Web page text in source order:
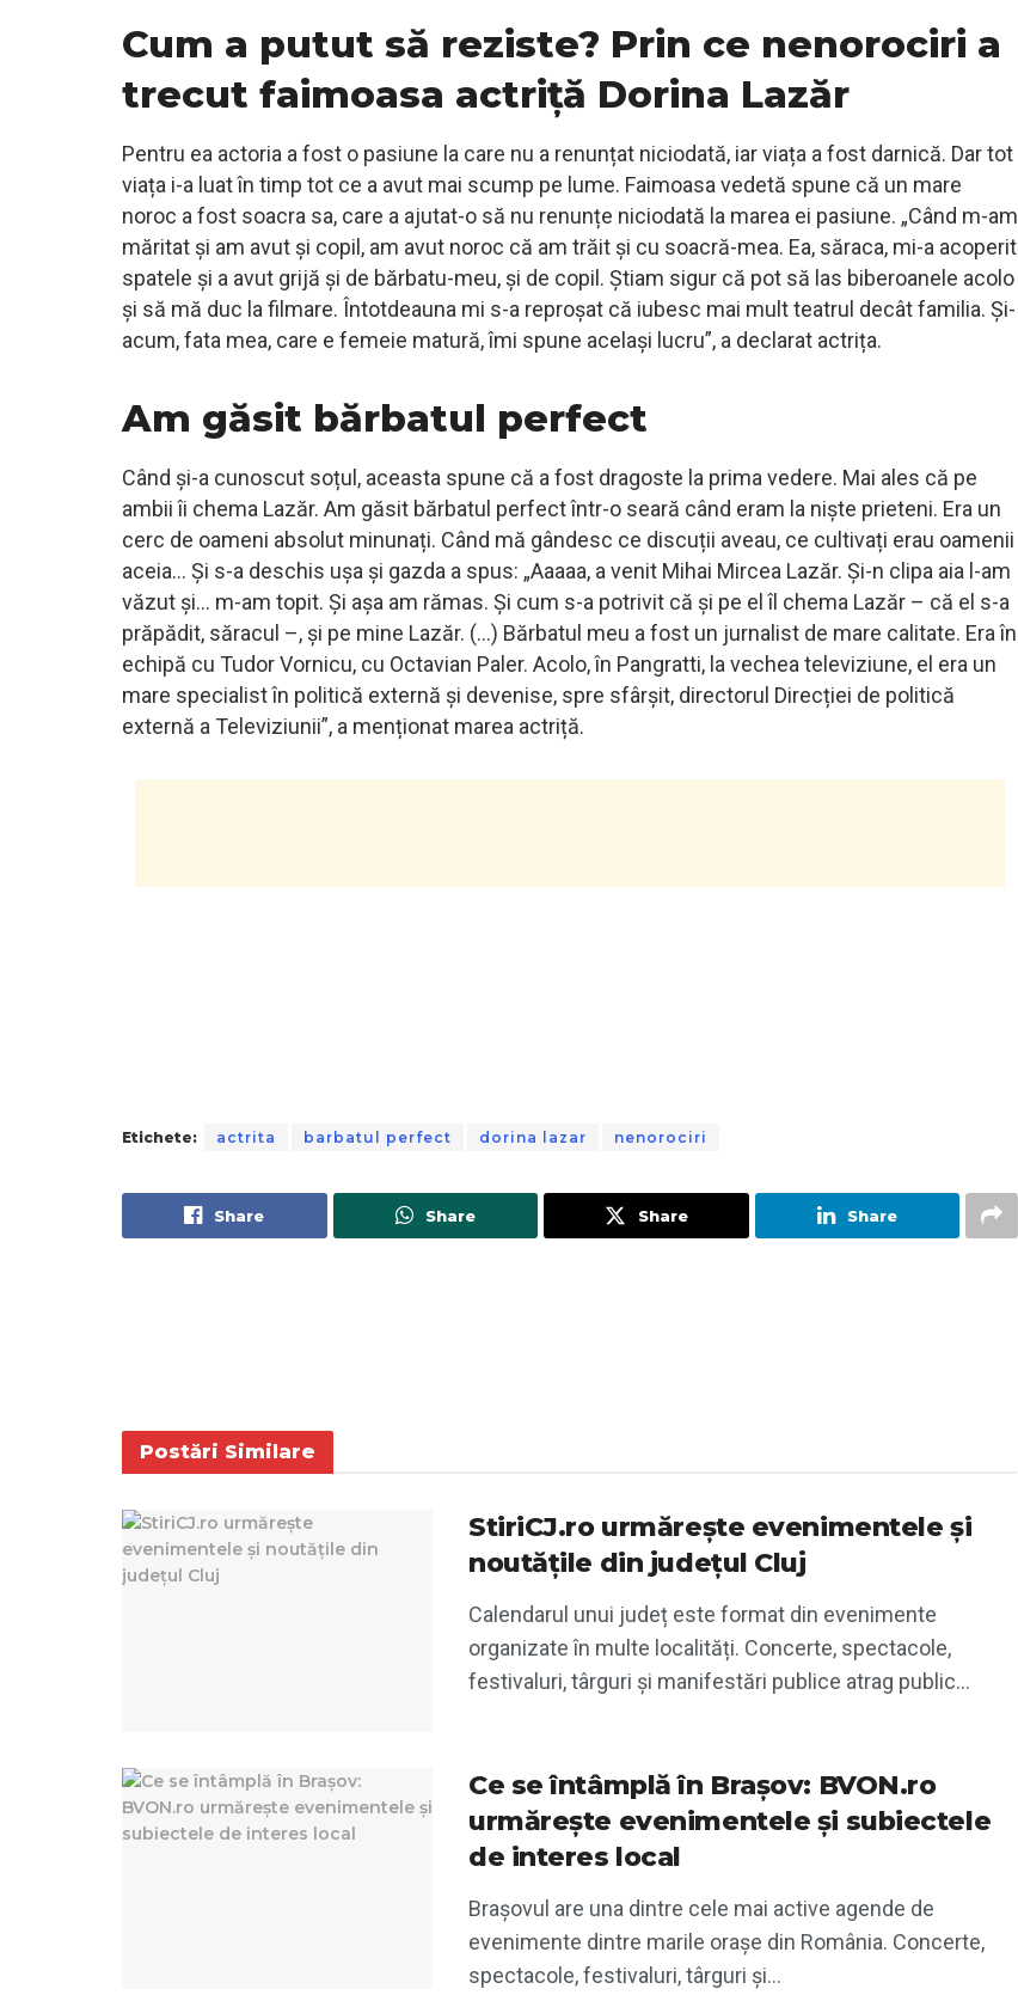
Cum a putut să reziste? Prin ce nenorociri a
trecut faimoasa actriță Dorina Lazăr
Pentru ea actoria a fost o pasiune la care nu a renunțat niciodată, iar viața a fost darnică. Dar tot
viața i-a luat în timp tot ce a avut mai scump pe lume. Faimoasa vedetă spune că un mare
noroc a fost soacra sa, care a ajutat-o să nu renunțe niciodată la marea ei pasiune. „Când m-am
măritat și am avut și copil, am avut noroc că am trăit și cu soacră-mea. Ea, săraca, mi-a acoperit
spatele și a avut grijă și de bărbatu-meu, și de copil. Știam sigur că pot să las biberoanele acolo
și să mă duc la filmare. Întotdeauna mi s-a reproșat că iubesc mai mult teatrul decât familia. Și-
acum, fata mea, care e femeie matură, îmi spune același lucru”, a declarat actrița.
Am găsit bărbatul perfect
Când și-a cunoscut soțul, aceasta spune că a fost dragoste la prima vedere. Mai ales că pe
ambii îi chema Lazăr. Am găsit bărbatul perfect într-o seară când eram la niște prieteni. Era un
cerc de oameni absolut minunați. Când mă gândesc ce discuții aveau, ce cultivați erau oamenii
aceia… Și s-a deschis ușa și gazda a spus: „Aaaaa, a venit Mihai Mircea Lazăr. Și-n clipa aia l-am
văzut și… m-am topit. Și așa am rămas. Și cum s-a potrivit că și pe el îl chema Lazăr – că el s-a
prăpădit, săracul –, și pe mine Lazăr. (…) Bărbatul meu a fost un jurnalist de mare calitate. Era în
echipă cu Tudor Vornicu, cu Octavian Paler. Acolo, în Pangratti, la vechea televiziune, el era un
mare specialist în politică externă și devenise, spre sfârșit, directorul Direcției de politică
externă a Televiziunii”, a menționat marea actriță.
Etichete: actrita barbatul perfect dorina lazar nenorociri
Share Share Share Share
Postări Similare
StiriCJ.ro urmărește evenimentele și
noutățile din județul Cluj
Calendarul unui județ este format din evenimente
organizate în multe localități. Concerte, spectacole,
festivaluri, târguri și manifestări publice atrag public...
Ce se întâmplă în Brașov: BVON.ro
urmărește evenimentele și subiectele
de interes local
Brașovul are una dintre cele mai active agende de
evenimente dintre marile orașe din România. Concerte,
spectacole, festivaluri, târguri și...